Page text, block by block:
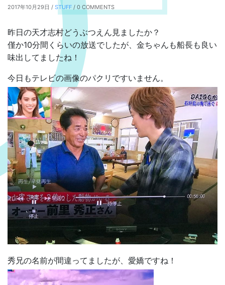
2017年10月29日 / STUFF / 0 COMMENTS
昨日の天才志村どうぶつえん見ましたか？
僅か10分間くらいの放送でしたが、金ちゃんも船長も良い
味出してましたね！
今日もテレビの画像のパクリですいません。
秀兄の名前が間違ってましたが、愛嬌ですね！